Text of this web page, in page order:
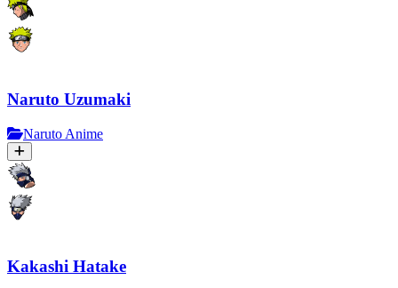
Naruto Uzumaki
Naruto Anime
Kakashi Hatake